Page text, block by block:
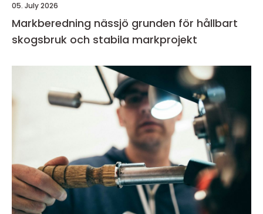
05. July 2026
Markberedning nässjö grunden för hållbart
skogsbruk och stabila markprojekt